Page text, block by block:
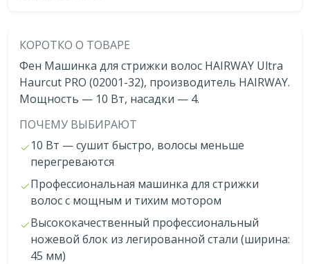
КОРОТКО О ТОВАРЕ
Фен Машинка для стрижки волос HAIRWAY Ultra
Haurcut PRO (02001-32), производитель HAIRWAY.
Мощность — 10 Bт, насадки — 4.
ПОЧЕМУ ВЫБИРАЮТ
10 Bт — сушит быстро, волосы меньше
перегреваются
Профессиональная машинка для стрижки
волос с мощным и тихим мотором
Высококачественный профессиональный
ножевой блок из легированной стали (ширина:
45 мм)